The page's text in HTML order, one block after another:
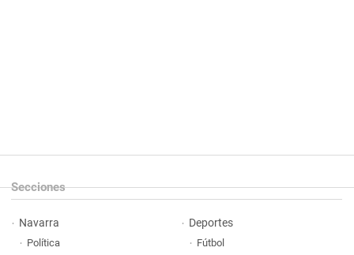
Secciones
Navarra
Política
Deportes
Fútbol